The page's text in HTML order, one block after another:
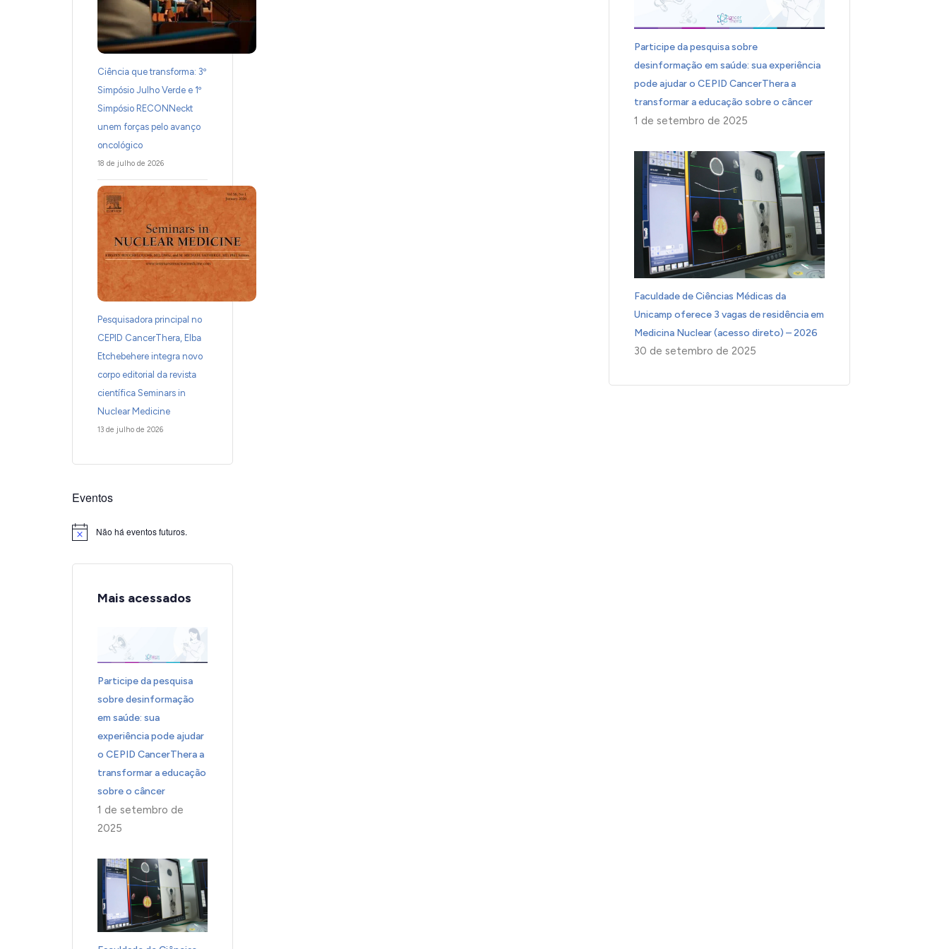
Ciência que transforma: 3º
Simpósio Julho Verde e 1º
Simpósio RECONNeckt
unem forças pelo avanço
oncológico
18 de julho de 2026
Pesquisadora principal no
CEPID CancerThera, Elba
Etchebehere integra novo
corpo editorial da revista
científica Seminars in
Nuclear Medicine
13 de julho de 2026
Eventos
Notice Não há eventos futuros.
Mais acessados
Participe da pesquisa
sobre desinformação
em saúde: sua
experiência pode ajudar
o CEPID CancerThera a
transformar a educação
sobre o câncer
1 de setembro de
2025
Participe da pesquisa sobre
desinformação em saúde: sua experiência
pode ajudar o CEPID CancerThera a
transformar a educação sobre o câncer
1 de setembro de 2025
Faculdade de Ciências Médicas da
Unicamp oferece 3 vagas de residência em
Medicina Nuclear (acesso direto) – 2026
30 de setembro de 2025